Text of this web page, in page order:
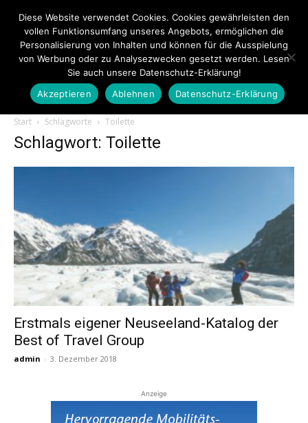
Touristiknews.de
und
Start Schlagworte Toilette
Schlagwort: Toilette
Erstmals eigener Neuseeland-Katalog der
Best of Travel Group
admin - 3. Dezember 2018
Anzeige
Diese Website verwendet Cookies. Cookies gewährleisten den
vollen Funktionsumfang unseres Angebots, ermöglichen die
Personalisierung von Inhalten und können für die Ausspielung
von Werbung oder zu Analysezwecken gesetzt werden. Lesen
Sie auch unsere Datenschutz-Erklärung!
Akzeptieren
Ablehnen Datenschutz-Erklärung